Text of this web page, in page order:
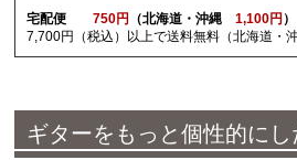
宅配便750円 （北海道・沖縄1,100円 ）
7,700円（税込）以上で送料無料（北海道・
ギターをもっと個性的にし